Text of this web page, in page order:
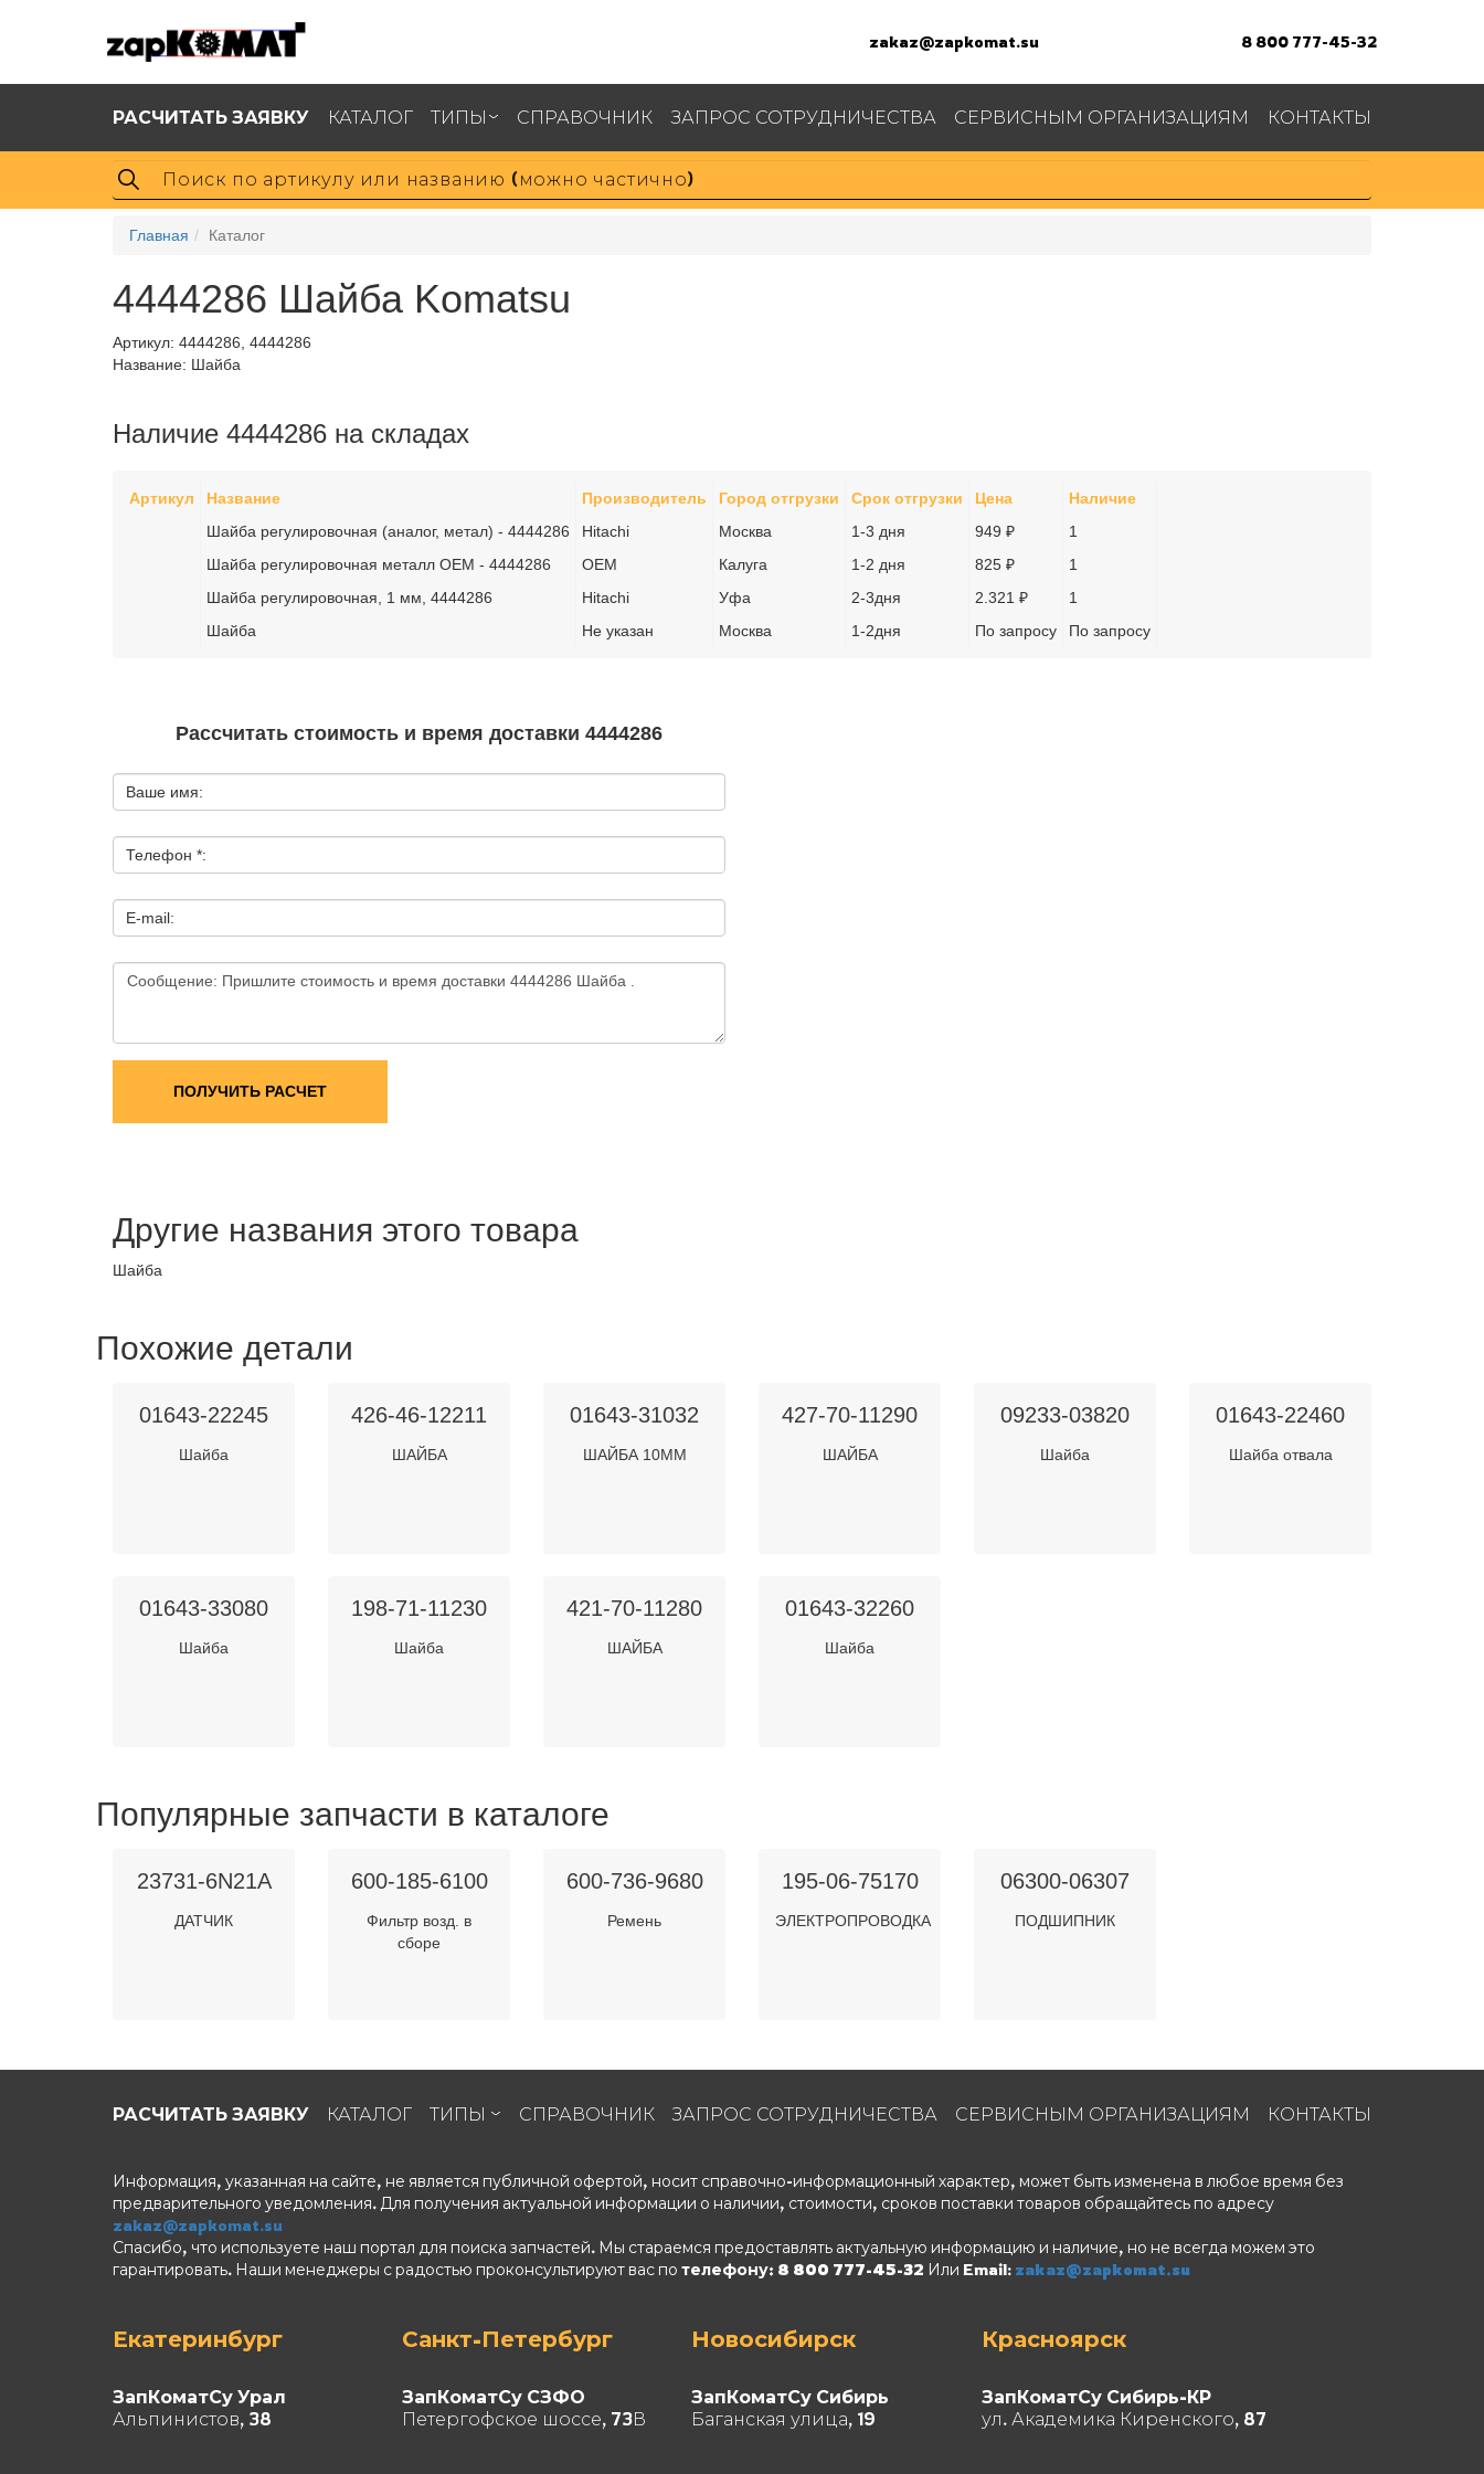
zakaz@zapkomat.su 8 800 777-45-32
РАСЧИТАТЬ ЗАЯВКУ КАТАЛОГ ТИПЫ СПРАВОЧНИК ЗАПРОС СОТРУДНИЧЕСТВА СЕРВИСНЫМ ОРГАНИЗАЦИЯМ КОНТАКТЫ
Главная Каталог
4444286 Шайба Komatsu
Артикул: 4444286, 4444286
Название: Шайба
Наличие 4444286 на складах
Артикул Название Производитель Город отгрузки Срок отгрузки Цена
Наличие
Шайба регулировочная (аналог, метал) - 4444286
Hitachi Москва 1-3 дня 949 ₽
1
Шайба регулировочная металл OEM - 4444286
OEM Калуга 1-2 дня 825 ₽
1
Шайба регулировочная, 1 мм, 4444286
Hitachi Уфа 2-3дня 2.321 ₽
1
Шайба
Не указан Москва 1-2дня По запросу По запросу
Рассчитать стоимость и время доставки 4444286
Ваше имя:
Телефон *:
E-mail:
ПОЛУЧИТЬ РАСЧЕТ
Другие названия этого товара
Шайба
Похожие детали
01643-22245
Шайба
426-46-12211
ШАЙБА
01643-31032
ШАЙБА 10ММ
427-70-11290
ШАЙБА
09233-03820
Шайба
01643-22460
Шайба отвала
01643-33080
Шайба
198-71-11230
Шайба
421-70-11280
ШАЙБА
01643-32260
Шайба
Популярные запчасти в каталоге
23731-6N21A
ДАТЧИК
600-185-6100
Фильтр возд. в
сборе
600-736-9680
Ремень
195-06-75170
ЭЛЕКТРОПРОВОДКА
06300-06307
ПОДШИПНИК
РАСЧИТАТЬ ЗАЯВКУ КАТАЛОГ ТИПЫ СПРАВОЧНИК ЗАПРОС СОТРУДНИЧЕСТВА СЕРВИСНЫМ ОРГАНИЗАЦИЯМ КОНТАКТЫ
Информация, указанная на сайте, не является публичной офертой, носит справочно-информационный характер, может быть изменена в любое время без
предварительного уведомления. Для получения актуальной информации о наличии, стоимости, сроков поставки товаров обращайтесь по адресу
zakaz@zapkomat.su
Спасибо, что используете наш портал для поиска запчастей. Мы стараемся предоставлять актуальную информацию и наличие, но не всегда можем это
гарантировать. Наши менеджеры с радостью проконсультируют вас по телефону: 8 800 777-45-32 Или Email: zakaz@zapkomat.su
Екатеринбург
ЗапКоматСу Урал
Альпинистов, 38
Санкт-Петербург
ЗапКоматСу СЗФО
Петергофское шоссе, 73В
Новосибирск
ЗапКоматСу Сибирь
Баганская улица, 19
Красноярск
ЗапКоматСу Сибирь-КР
ул. Академика Киренского, 87